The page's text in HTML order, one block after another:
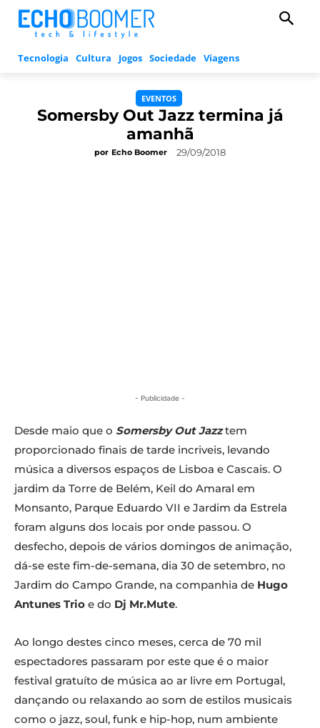
Tecnologia Cultura Jogos Sociedade Viagens
EVENTOS
Somersby Out Jazz termina já
amanhã
por Echo Boomer 29/09/2018
- Publicidade -
Desde maio que o Somersby Out Jazztem
proporcionado finais de tarde incriveis, levando
música a diversos espaços de Lisboa e Cascais. O
jardim da Torre de Belém, Keil do Amaral em
Monsanto, Parque Eduardo VII e Jardim da Estrela
foram alguns dos locais por onde passou. O
desfecho, depois de vários domingos de animação,
dá-se este fim-de-semana, dia 30 de setembro, no
Jardim do Campo Grande, na companhia de Hugo
Antunes Trio e do Dj Mr.Mute.
Ao longo destes cinco meses, cerca de 70 mil
espectadores passaram por este que é o maior
festival gratuíto de música ao ar livre em Portugal,
dançando ou relaxando ao som de estilos musicais
como o jazz, soul, funk e hip-hop, num ambiente